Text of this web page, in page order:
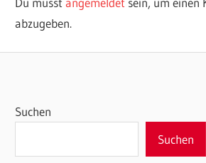
abzugeben.
Suchen
Suchen